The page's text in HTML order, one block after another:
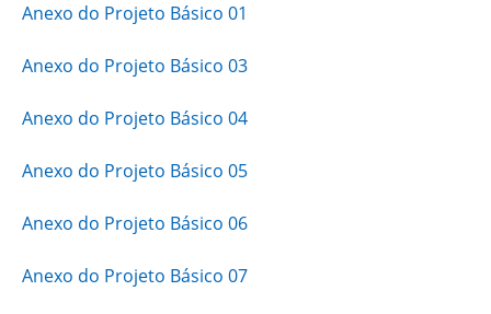
Anexo do Projeto Básico 01
Anexo do Projeto Básico 03
Anexo do Projeto Básico 04
Anexo do Projeto Básico 05
Anexo do Projeto Básico 06
Anexo do Projeto Básico 07